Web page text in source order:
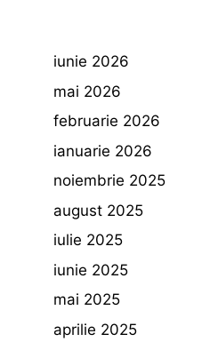
iunie 2026
mai 2026
februarie 2026
ianuarie 2026
noiembrie 2025
august 2025
iulie 2025
iunie 2025
mai 2025
aprilie 2025